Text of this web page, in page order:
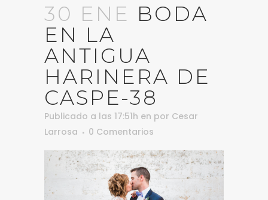
30 ENE BODA
EN LA
ANTIGUA
HARINERA DE
CASPE-38
Publicado a las 17:51h en por Cesar
Larrosa
0 Comentarios